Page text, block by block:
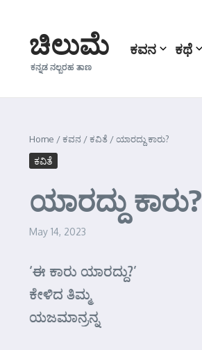
ಚಿಲುಮೆ
ಕನ್ನಡ ನಲ್ಬರಹ ತಾಣ
ಕವನ ಕಥೆ
Home /ಕವನ /ಕವಿತೆ /ಯಾರದ್ದು ಕಾರು?
ಕವಿತೆ
ಯಾರದ್ದು ಕಾರು?
May 14, 2023
‘ಈ ಕಾರು ಯಾರದ್ದು?’
ಕೇಳಿದ ತಿಮ್ಮ
ಯಜಮಾನ್ರನ್ನ